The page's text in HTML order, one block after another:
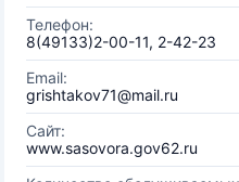
Телефон:
8(49133)2-00-11, 2-42-23
Email:
grishtakov71@mail.ru
Сайт:
www.sasovora.gov62.ru